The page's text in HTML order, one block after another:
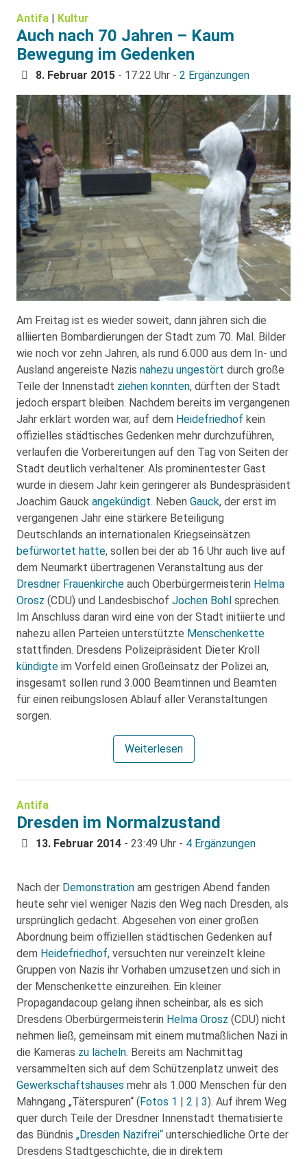
Antifa Kultur
Auch nach 70 Jahren – Kaum
Bewegung im Gedenken
8. Februar 2015 - 17:22 Uhr - 2 Ergänzungen
Am Freitag ist es wieder soweit, dann jähren sich die
alliierten Bombardierungen der Stadt zum 70. Mal. Bilder
wie noch vor zehn Jahren, als rund 6.000 aus dem In- und
Ausland angereiste Nazis nahezu ungestört durch große
Teile der Innenstadt ziehen konnten, dürften der Stadt
jedoch erspart bleiben. Nachdem bereits im vergangenen
Jahr erklärt worden war, auf dem Heidefriedhof kein
offizielles städtisches Gedenken mehr durchzuführen,
verlaufen die Vorbereitungen auf den Tag von Seiten der
Stadt deutlich verhaltener. Als prominentester Gast
wurde in diesem Jahr kein geringerer als Bundespräsident
Joachim Gauck angekündigt. Neben Gauck, der erst im
vergangenen Jahr eine stärkere Beteiligung
Deutschlands an internationalen Kriegseinsätzen
befürwortet hatte, sollen bei der ab 16 Uhr auch live auf
dem Neumarkt übertragenen Veranstaltung aus der
Dresdner Frauenkirche auch Oberbürgermeisterin Helma
Orosz (CDU) und Landesbischof Jochen Bohl sprechen.
Im Anschluss daran wird eine von der Stadt initiierte und
nahezu allen Parteien unterstützte Menschenkette
stattfinden. Dresdens Polizeipräsident Dieter Kroll
kündigte im Vorfeld einen Großeinsatz der Polizei an,
insgesamt sollen rund 3.000 Beamtinnen und Beamten
für einen reibungslosen Ablauf aller Veranstaltungen
sorgen.
Weiterlesen
Antifa
Dresden im Normalzustand
13. Februar 2014 - 23:49 Uhr - 4 Ergänzungen
Nach der Demonstration am gestrigen Abend fanden
heute sehr viel weniger Nazis den Weg nach Dresden, als
ursprünglich gedacht. Abgesehen von einer großen
Abordnung beim offiziellen städtischen Gedenken auf
dem Heidefriedhof, versuchten nur vereinzelt kleine
Gruppen von Nazis ihr Vorhaben umzusetzen und sich in
der Menschenkette einzureihen. Ein kleiner
Propagandacoup gelang ihnen scheinbar, als es sich
Dresdens Oberbürgermeisterin Helma Orosz (CDU) nicht
nehmen ließ, gemeinsam mit einem mutmaßlichen Nazi in
die Kameras zu lächeln. Bereits am Nachmittag
versammelten sich auf dem Schützenplatz unweit des
Gewerkschaftshauses mehr als 1.000 Menschen für den
Mahngang „Täterspuren“ ( Fotos 1 2 3). Auf ihrem Weg
quer durch Teile der Dresdner Innenstadt thematisierte
das Bündnis „Dresden Nazifrei“ unterschiedliche Orte der
Dresdens Stadtgeschichte, die in direktem